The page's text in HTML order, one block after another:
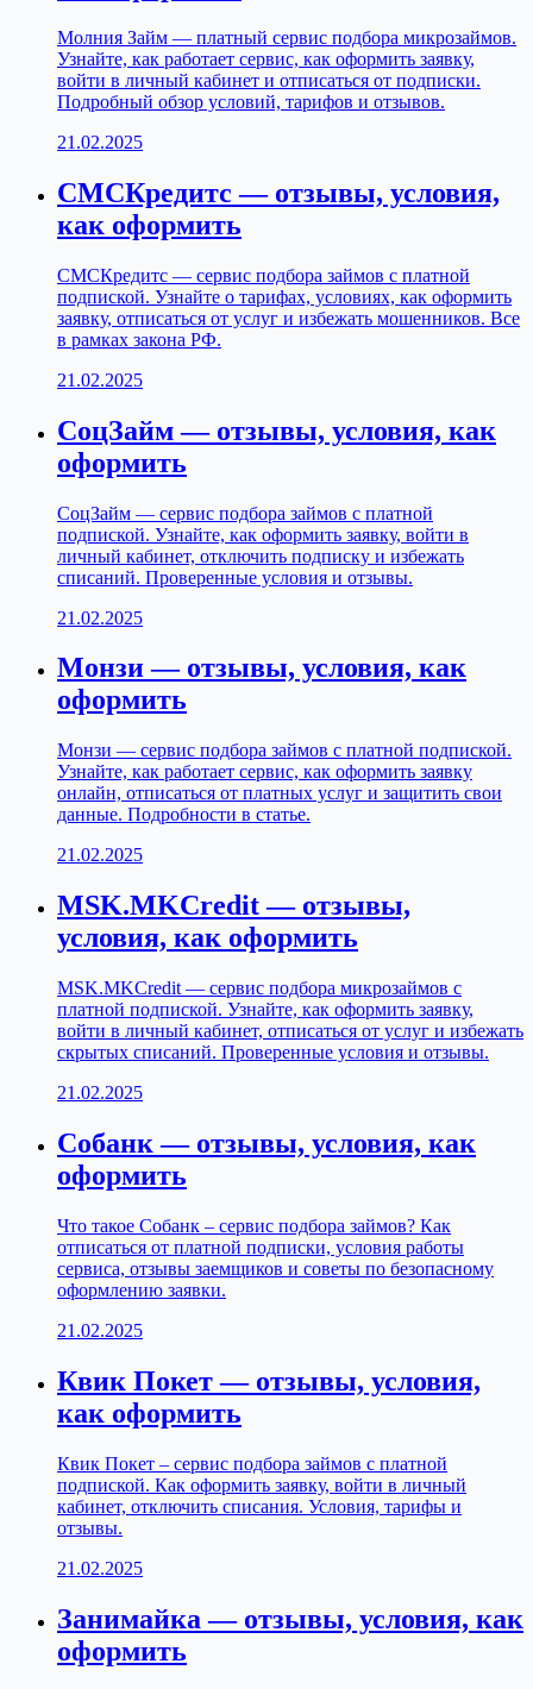
Молния Займ — платный сервис подбора микрозаймов.
Узнайте, как работает сервис, как оформить заявку,
войти в личный кабинет и отписаться от подписки.
Подробный обзор условий, тарифов и отзывов.
21.02.2025
СМСКредитс — отзывы, условия,
как оформить
СМСКредитс — сервис подбора займов с платной
подпиской. Узнайте о тарифах, условиях, как оформить
заявку, отписаться от услуг и избежать мошенников. Все
в рамках закона РФ.
21.02.2025
СоцЗайм — отзывы, условия, как
оформить
СоцЗайм — сервис подбора займов с платной
подпиской. Узнайте, как оформить заявку, войти в
личный кабинет, отключить подписку и избежать
списаний. Проверенные условия и отзывы.
21.02.2025
Монзи — отзывы, условия, как
оформить
Монзи — сервис подбора займов с платной подпиской.
Узнайте, как работает сервис, как оформить заявку
онлайн, отписаться от платных услуг и защитить свои
данные. Подробности в статье.
21.02.2025
MSK.MKCredit — отзывы,
условия, как оформить
MSK.MKCredit — сервис подбора микрозаймов с
платной подпиской. Узнайте, как оформить заявку,
войти в личный кабинет, отписаться от услуг и избежать
скрытых списаний. Проверенные условия и отзывы.
21.02.2025
Собанк — отзывы, условия, как
оформить
Что такое Собанк – сервис подбора займов? Как
отписаться от платной подписки, условия работы
сервиса, отзывы заемщиков и советы по безопасному
оформлению заявки.
21.02.2025
Квик Покет — отзывы, условия,
как оформить
Квик Покет – сервис подбора займов с платной
подпиской. Как оформить заявку, войти в личный
кабинет, отключить списания. Условия, тарифы и
отзывы.
21.02.2025
Занимайка — отзывы, условия, как
оформить